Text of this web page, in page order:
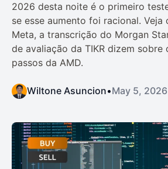
2026 desta noite é o primeiro
se esse aumento foi racional.
Meta, a transcrição do Morgan
de avaliação da TIKR dizem sobre
passos da AMD.
Wiltone Asuncion•May 5, 2026